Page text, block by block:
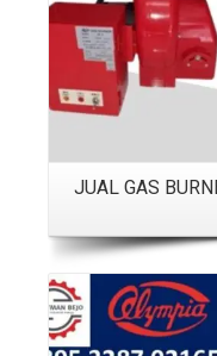
JUAL GAS